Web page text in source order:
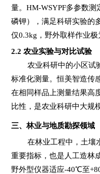
量。HM-WSYPF多参数
磷钾），满足科研实验的
仅0.3kg，野外取样作业极
2.2 农业实验与对比试验
农业科研中的小区试
标准化测量。恒美智造传
在相同样品上测量结果高
比性，是农业科研中大规
三、林业与地质勘探领域
在林业工程中，土壤
重要指标，也是人工造林
野外型仪器适应-40℃至